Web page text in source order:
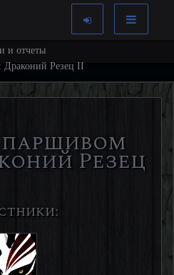
и отчеты
Драконий Резец II
паршивом
Резец